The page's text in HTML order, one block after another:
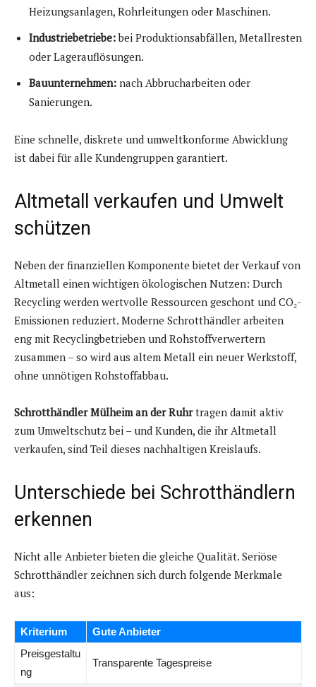
Heizungsanlagen, Rohrleitungen oder Maschinen.
Industriebetriebe:bei Produktionsabfällen, Metallresten
oder Lagerauflösungen.
Bauunternehmen: nach Abbrucharbeiten oder
Sanierungen.
Eine schnelle, diskrete und umweltkonforme Abwicklung
ist dabei für alle Kundengruppen garantiert.
Altmetall verkaufen und Umwelt
schützen
Neben der finanziellen Komponente bietet der Verkauf von
Altmetall einen wichtigen ökologischen Nutzen: Durch
Recycling werden wertvolle Ressourcen geschont und CO₂-
Emissionen reduziert. Moderne Schrotthändler arbeiten
eng mit Recyclingbetrieben und Rohstoffverwertern
zusammen – so wird aus altem Metall ein neuer Werkstoff,
ohne unnötigen Rohstoffabbau.
Schrotthändler Mülheim an der Ruhrtragen damit aktiv
zum Umweltschutz bei – und Kunden, die ihr Altmetall
verkaufen, sind Teil dieses nachhaltigen Kreislaufs.
Unterschiede bei Schrotthändlern
erkennen
Nicht alle Anbieter bieten die gleiche Qualität. Seriöse
Schrotthändler zeichnen sich durch folgende Merkmale
aus:
Kriterium
Gute Anbieter
Preisgestaltu
ng
Transparente Tagespreise